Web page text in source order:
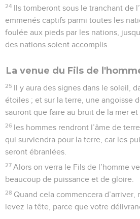
24 Ils tomberont sous le tranchant de
emmenés captifs parmi toutes les
foulée aux pieds par les nations,
des nations soient accomplis.
La venue du Fils de
25 Il y aura des signes dans le soleil,
étoiles ; et sur la terre, une angoisse
sauront que faire au bruit de la mer et
26 les hommes rendront l’âme de
qui surviendra pour la terre, car les
seront ébranlées.
27 Alors on verra le Fils de l’homme
beaucoup de puissance et de gloire.
28 Quand cela commencera d’arriver,
levez la tête, parce que votre